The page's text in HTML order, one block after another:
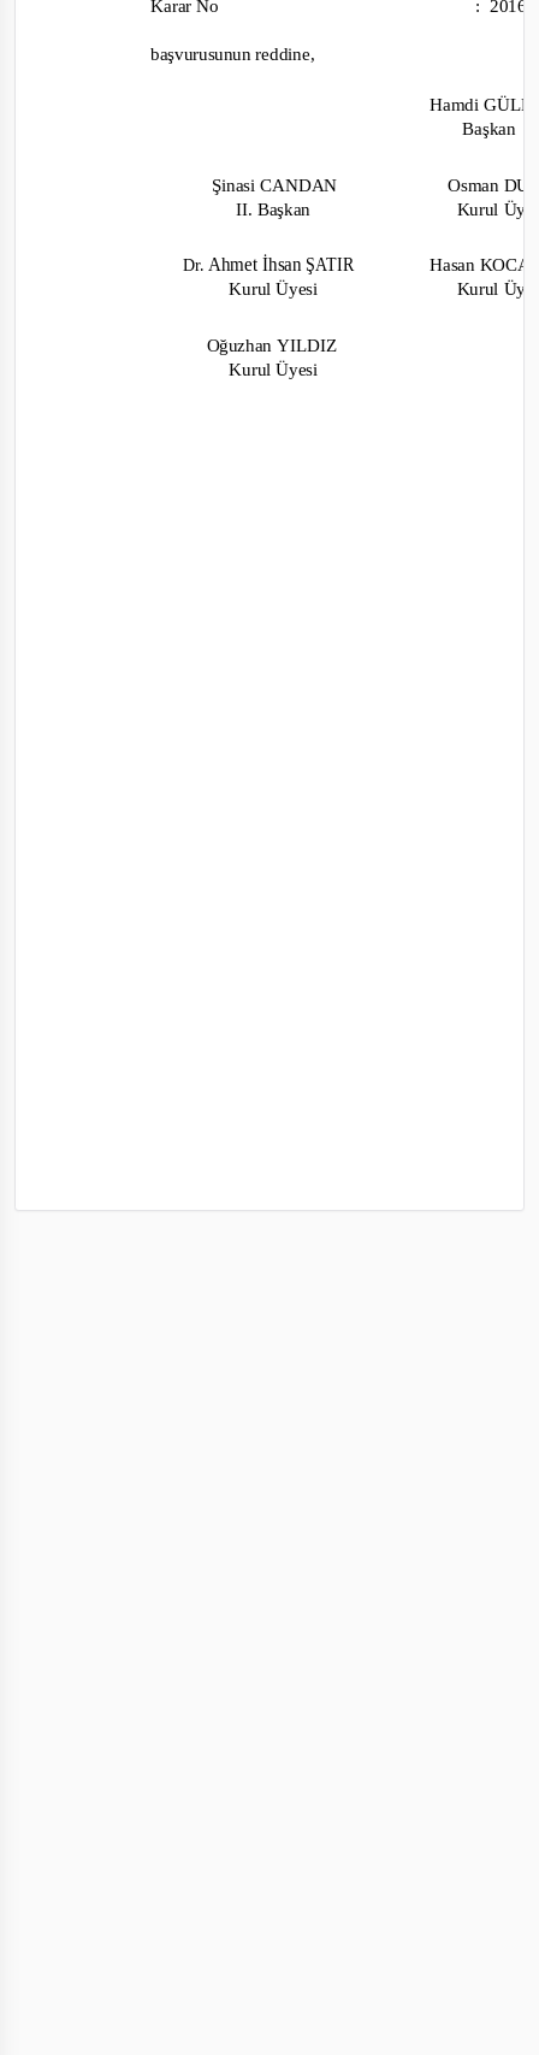
Karar No :
başvurusununreddine,
Hamdi
Başkan
ŞinasiCANDAN
II. Başkan
Osman
Kurul
Dr.Ahmetİhsan ŞATIR
KurulÜyesi
Hasan
Kurul
OğuzhanYILDIZ
KurulÜyesi